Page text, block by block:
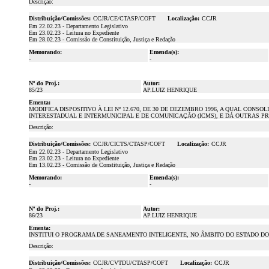
Descrição:
Distribuição/Comissões: CCJR/CE/CTASP/COFT Localização: CCJR
Em 22.02.23 - Departamento Legislativo
Em 23.02.23 - Leitura no Expediente
Em 28.02.23 - Comissão de Constituição, Justiça e Redação
Memorando:
-
Emenda(s):
-
Nº do Proj.:
85/23
Autor:
AP.LUIZ HENRIQUE
Ementa:
MODIFICA DISPOSITIVO À LEI Nº 12.670, DE 30 DE DEZEMBRO 1996, A QUAL
INTERESTADUAL E INTERMUNICIPAL E DE COMUNICAÇÃO (ICMS), E DÁ OUTRAS
Descrição:
Distribuição/Comissões: CCJR/CICTS/CTASP/COFT Localização: CCJR
Em 22.02.23 - Departamento Legislativo
Em 23.02.23 - Leitura no Expediente
Em 13.02.23 - Comissão de Constituição, Justiça e Redação
Memorando:
-
Emenda(s):
-
Nº do Proj.:
86/23
Autor:
AP.LUIZ HENRIQUE
Ementa:
INSTITUI O PROGRAMA DE SANEAMENTO INTELIGENTE, NO ÂMBITO DO ESTADO
Descrição:
Distribuição/Comissões: CCJR/CVTDU/CTASP/COFT Localização: CCJR